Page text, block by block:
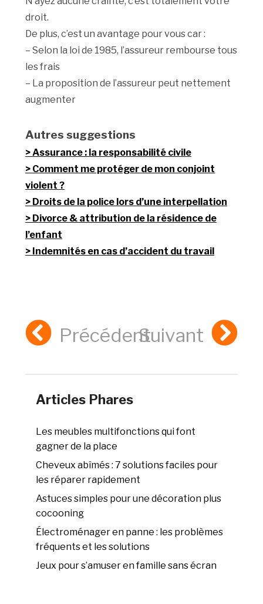
droit.
De plus, c’est un avantage pour vous car :
– Selon la loi de 1985, l’assureur rembourse tous
les frais
– La proposition de l’assureur peut nettement
augmenter
Autres suggestions
Assurance : la responsabilité civile
Comment me protéger de mon conjoint
violent ?
Droits de la police lors d’une interpellation
Divorce & attribution de la résidence de
l’enfant
Indemnités en cas d’accident du travail
PrécédentSuivant
Articles Phares
Les meubles multifonctions qui font
gagner de la place
Cheveux abîmés : 7 solutions faciles pour
les réparer rapidement
Astuces simples pour une décoration plus
cocooning
Électroménager en panne : les problèmes
fréquents et les solutions
Jeux pour s’amuser en famille sans écran